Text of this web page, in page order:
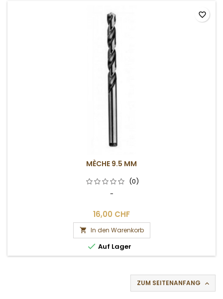
MÈCHE 9.5 MM
(0)
-
16,00 CHF
 In den Warenkorb
 Auf Lager
favorite_border
ZUM SEITENANFANG 